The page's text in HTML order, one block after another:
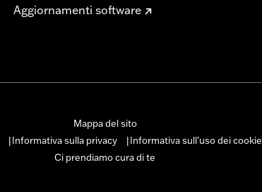
Aggiornamenti software
Mappa del sito
Informativa sulla privacy Informativa sull’uso dei cookie
Ci prendiamo cura di te